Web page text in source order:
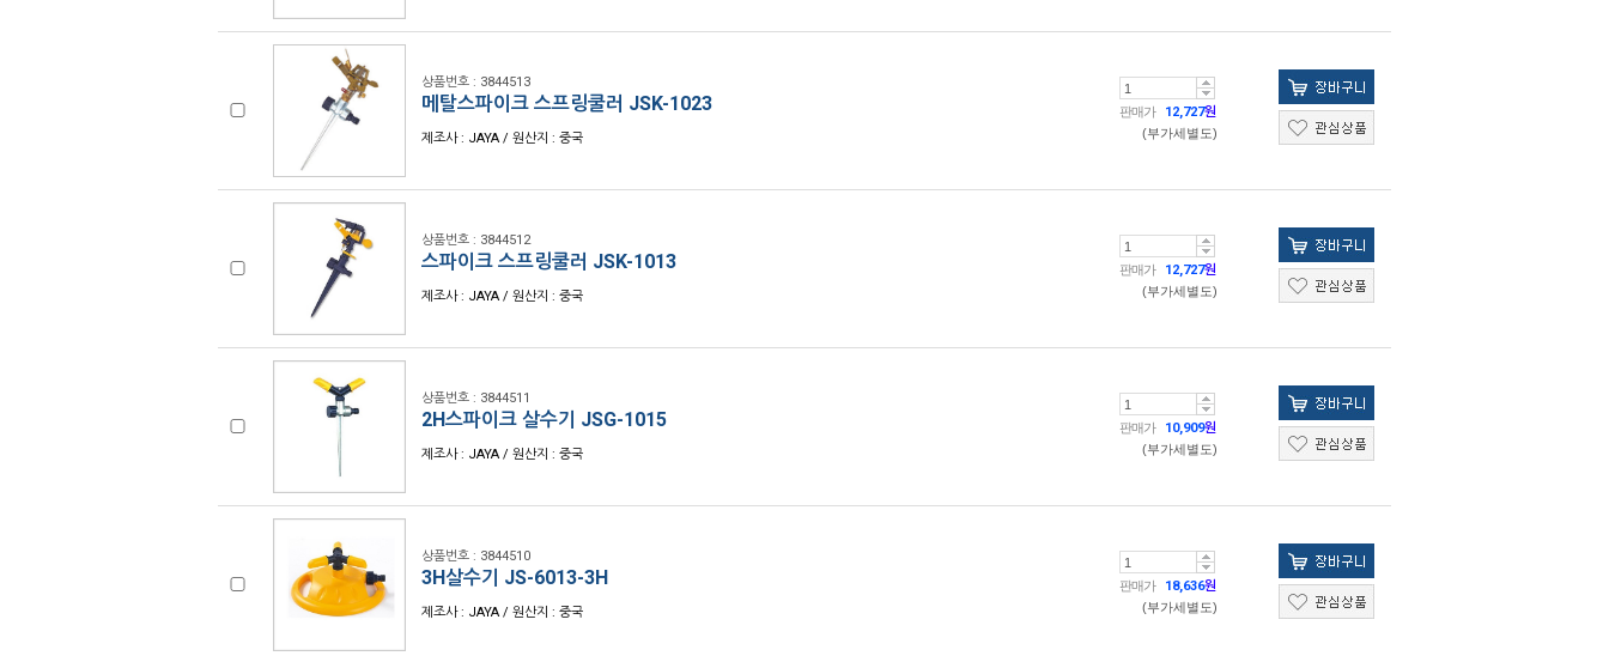
상품번호 : 3844513
메탈스파이크 스프링쿨러 JSK-1023
제조사 : JAYA / 원산지 : 중국
판매가 12,727원
(부가세별도)
상품번호 : 3844512
스파이크 스프링쿨러 JSK-1013
제조사 : JAYA / 원산지 : 중국
판매가 12,727원
(부가세별도)
상품번호 : 3844511
2H스파이크 살수기 JSG-1015
제조사 : JAYA / 원산지 : 중국
판매가 10,909원
(부가세별도)
상품번호 : 3844510
3H살수기 JS-6013-3H
제조사 : JAYA / 원산지 : 중국
판매가 18,636원
(부가세별도)